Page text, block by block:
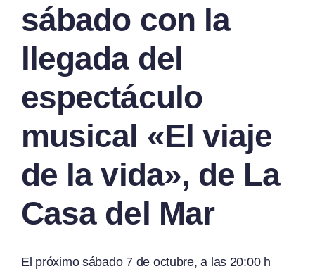
sábado con la
llegada del
espectáculo
musical «El viaje
de la vida», de La
Casa del Mar
El próximo sábado 7 de octubre, a las 20:00 h